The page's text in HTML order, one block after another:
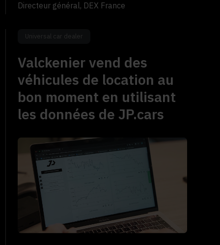
Directeur général, DEX France
Universal car dealer
Valckenier vend des
véhicules de location au
bon moment en utilisant
les données de JP.cars